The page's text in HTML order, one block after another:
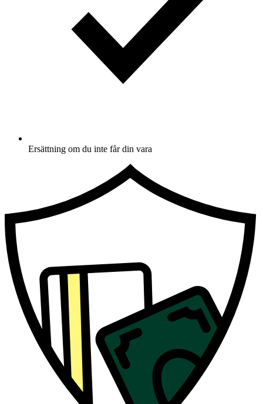
Ersättning om du inte får din vara